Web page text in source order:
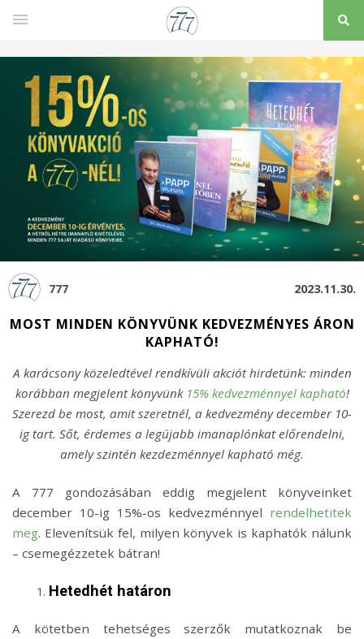
777 2023.11.30.
MOST MINDEN KÖNYVÜNK KEDVEZMÉNYES ÁRON
KAPHATÓ!
A karácsony közeledtével rendkívüli akciót hirdetünk: minden
korábban megjelent könyvünk 15% kedvezménnyel kapható!
Szerezd be most, amit szeretnél, a kedvezmény december 10-
ig tart. Sőt, érdemes a legújabb imanaplónkat előrendelni,
amely szintén kezdezménnyel kapható még.
A 777 gondozásában eddig megjelent könyveinket
december 10-ig 15%-os kedvezménnyel rendelhetitek
meg. Elevenítsük fel, milyen könyvek is kaphatók nálunk
– csemegézzetek bátran!
Hetedhét határon
A kötetben tehetséges szerzők mutatkoznak be